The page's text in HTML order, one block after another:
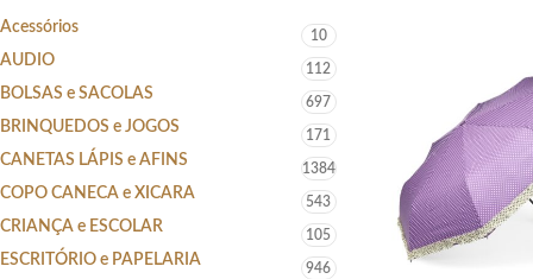
Acessórios 10
AUDIO 112
BOLSAS e SACOLAS 697
BRINQUEDOS e JOGOS 171
CANETAS LÁPIS e AFINS 1384
COPO CANECA e XICARA 543
CRIANÇA e ESCOLAR 105
ESCRITÓRIO e PAPELARIA 946